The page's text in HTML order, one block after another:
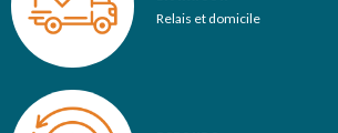
Relais et domicile